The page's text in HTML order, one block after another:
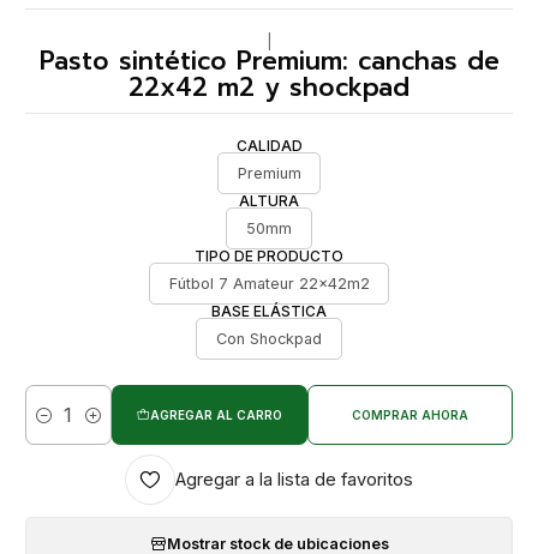
Pasto sintético Premium: canchas de
22x42 m2 y shockpad
CALIDAD
Premium
ALTURA
50mm
TIPO DE PRODUCTO
Fútbol 7 Amateur 22x42m2
BASE ELÁSTICA
Con Shockpad
Cantidad
AGREGAR AL CARRO COMPRAR AHORA
Agregar a la lista de favoritos
Mostrar stock de ubicaciones